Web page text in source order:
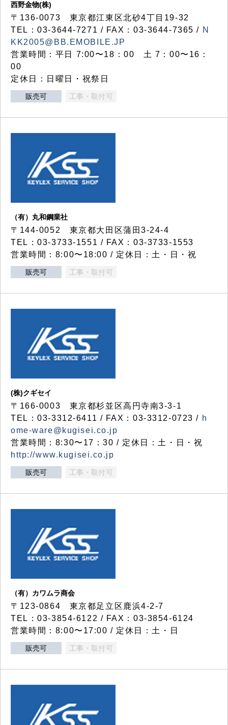
西野金物(株)
〒136-0073 東京都江東区北砂4丁目19-32
TEL：03‐3644‐7271 / FAX：03-3644-7365 / N
KK2005@BB.EMOBILE.JP
営業時間：平日 7:00〜18：00 土 7：00〜16：
00
定休日：日曜日・祝祭日
販売可 工事・取付可
（有）丸和鋼業社
〒144-0052 東京都大田区蒲田3-24-4
TEL：03-3733-1551 / FAX：03-3733-1553
営業時間：8:00〜18:00 / 定休日：土・日・祝
販売可 工事・取付可
(株)クギセイ
〒166-0003 東京都杉並区高円寺南3-3-1
TEL：03-3312-6411 / FAX：03-3312-0723 / h
ome-ware@kugisei.co.jp
営業時間：8:30〜17：30 / 定休日：土・日・祝
http://www.kugisei.co.jp
販売可 工事・取付可
（有）カワムラ商会
〒123-0864 東京都足立区鹿浜4-2-7
TEL：03-3854-6122 / FAX：03-3854-6124
営業時間：8:00〜17:00 / 定休日：土・日
販売可 工事・取付可